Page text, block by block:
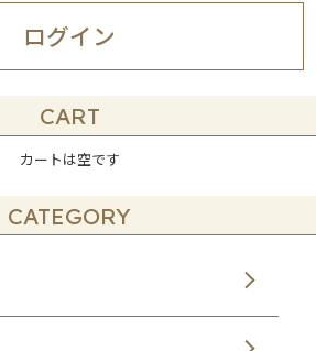
ログイン
CART
カートは空です
CATEGORY